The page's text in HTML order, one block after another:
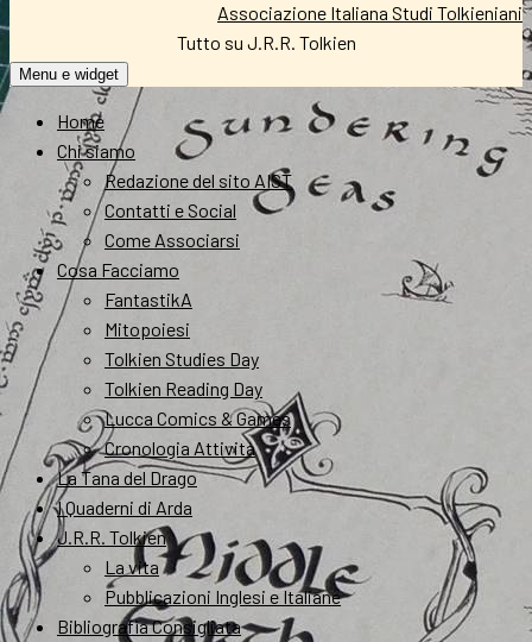
Associazione Italiana Studi Tolkieniani
Tutto su J.R.R. Tolkien
Menu e widget
Home
Chi siamo
Redazione del sito AIST
Contatti e Social
Come Associarsi
Cosa Facciamo
FantastikA
Mitopoiesi
Tolkien Studies Day
Tolkien Reading Day
Lucca Comics & Games
Cronologia Attività
La Tana del Drago
I Quaderni di Arda
J.R.R. Tolkien
La vita
Pubblicazioni Inglesi e Italiane
Bibliografia Consigliata